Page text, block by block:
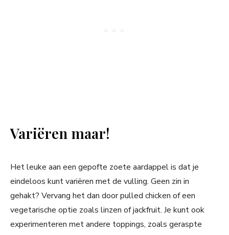
Variëren maar!
Het leuke aan een gepofte zoete aardappel is dat je
eindeloos kunt variëren met de vulling. Geen zin in
gehakt? Vervang het dan door pulled chicken of een
vegetarische optie zoals linzen of jackfruit. Je kunt ook
experimenteren met andere toppings, zoals geraspte